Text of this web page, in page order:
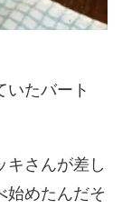
いたバート
キさんが差し
始めたんだそ